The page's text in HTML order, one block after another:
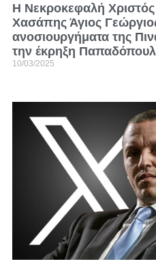
H Νεκροκεφαλή
Χασάπης Άγιος
ανοσιουργήματα της
την έκρηξη
10/03/2025